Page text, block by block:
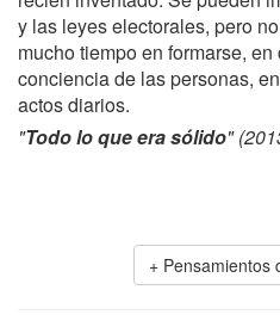
y las leyes electorales, pero
mucho tiempo en formarse,
conciencia de las personas,
actos diarios.
"Todo lo que era sólido"
+ Pensamientos